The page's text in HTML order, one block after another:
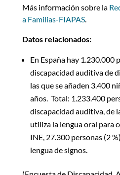
Más información sobre la
a Familias-FIAPAS.
Datos relacionados:
En España hay 1.230.000
discapacidad auditiva de
las que se añaden 3.400
años. Total: 1.233.400
discapacidad auditiva, de
utiliza la lengua oral para
INE, 27.300 personas (2
lengua de signos.